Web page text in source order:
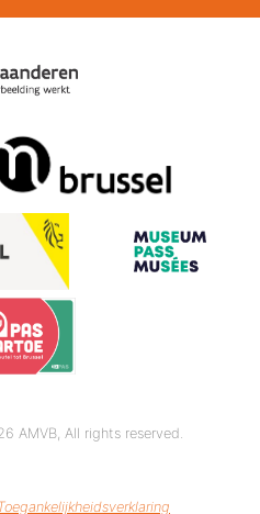
AMVB, All rights reserved.